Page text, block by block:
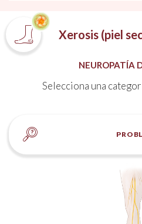
Xerosis (piel
NEUROPATÍA
Selecciona una